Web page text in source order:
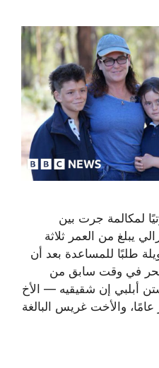
لمكالمة جرت بين
يبلغ من العمر ثلاثة
طلبًا للمساعدة بعد أن
في وقت سابق من
أبلبي إن شقيقيه — الأخ
والأخت غريس البالغة